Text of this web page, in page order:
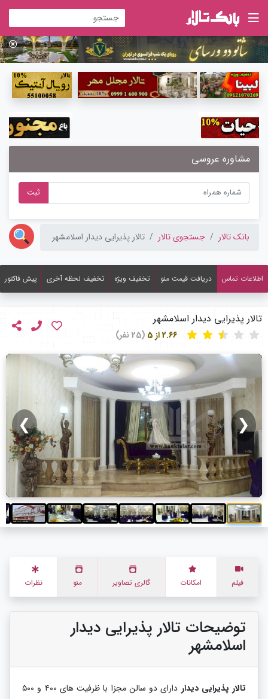
مشاوره عروسی
ثبت
بانک تالار جستجوی تالار تالار پذیرایی دیدار اسلامشهر
اطلاعات تماس دریافت قیمت منو تخفیف ویژه تخفیف لحظه آخری پیش فاکتور
تالار پذیرایی دیدار اسلامشهر
(25 نفر)
❮
❯
فیلم امکانات گالری تصاویر منو نظرات
توضیحات تالار پذیرایی دیدار
اسلامشهر
تالار پذیرایی دیدار
دارای دو سالن مجزا با ظرفیت های ۴۰۰ و ۵۰۰